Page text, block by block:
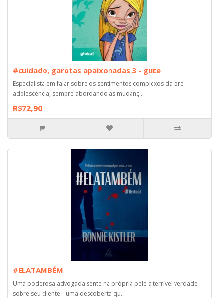
#cuidado, garotas apaixonadas 3 - gute
Especialista em falar sobre os sentimentos complexos da pré-
adolescência, sempre abordando as mudanç..
R$72,90
#ELATAMBÉM
Uma poderosa advogada sente na própria pele a terrível verdade
sobre seu cliente – uma descoberta qu..